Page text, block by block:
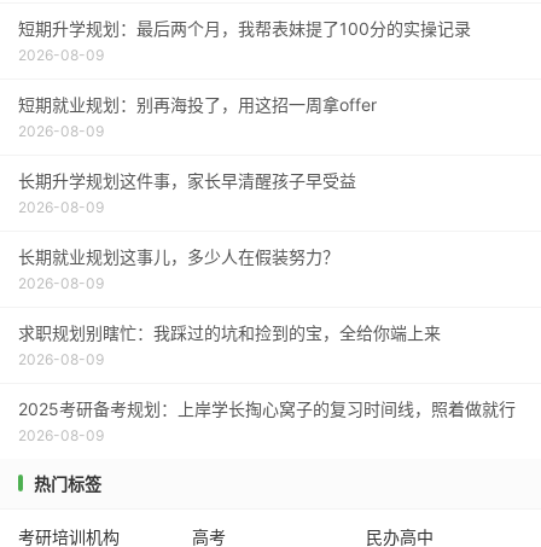
短期升学规划：最后两个月，我帮表妹提了100分的实操记录
2026-08-09
短期就业规划：别再海投了，用这招一周拿offer
2026-08-09
长期升学规划这件事，家长早清醒孩子早受益
2026-08-09
长期就业规划这事儿，多少人在假装努力？
2026-08-09
求职规划别瞎忙：我踩过的坑和捡到的宝，全给你端上来
2026-08-09
2025考研备考规划：上岸学长掏心窝子的复习时间线，照着做就行
2026-08-09
热门标签
考研培训机构 高考 民办高中